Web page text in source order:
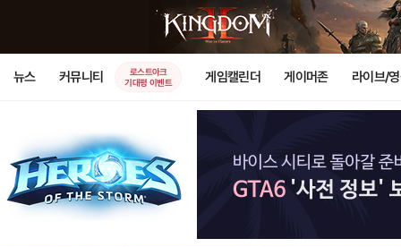
뉴스 커뮤니티
로스트아크
기대평 이벤트
게임캘린더 게이머존 라이브/
레오릭 레이너 렉
발라 발리라 블